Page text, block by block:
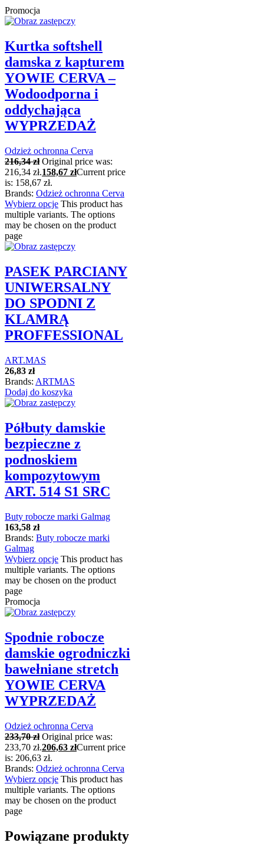
Promocja
Kurtka softshell
damska z kapturem
YOWIE CERVA –
Wodoodporna i
oddychająca
WYPRZEDAŻ
Odzież ochronna Cerva
216,34zł Original price was:
216,34 zł.158,67 złCurrent price
is: 158,67 zł.
Brands: Odzież ochronna Cerva
Wybierz opcje This product has
multiple variants. The options
may be chosen on the product
page
PASEK PARCIANY
UNIWERSALNY
DO SPODNI Z
KLAMRĄ
PROFFESSIONAL
ART.MAS
26,83 zł
Brands: ARTMAS
Dodaj do koszyka
Półbuty damskie
bezpieczne z
podnoskiem
kompozytowym
ART. 514 S1 SRC
Buty robocze marki Galmag
163,58 zł
Brands: Buty robocze marki
Galmag
Wybierz opcje This product has
multiple variants. The options
may be chosen on the product
page
Promocja
Spodnie robocze
damskie ogrodniczki
bawełniane stretch
YOWIE CERVA
WYPRZEDAŻ
Odzież ochronna Cerva
233,70zł Original price was:
233,70 zł.206,63 złCurrent price
is: 206,63 zł.
Brands: Odzież ochronna Cerva
Wybierz opcje This product has
multiple variants. The options
may be chosen on the product
page
Powiązane produkty